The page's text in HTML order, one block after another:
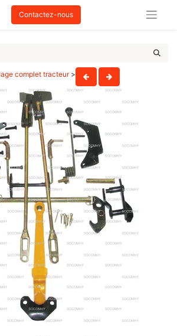
Contactez-nous
complet tracteur>